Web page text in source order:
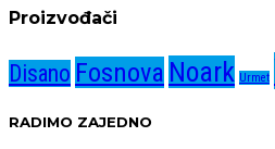
Proizvođači
Disano Fosnova Noark Urmet
RADIMO ZAJEDNO